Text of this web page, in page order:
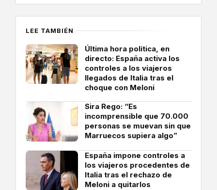
LEE TAMBIÉN
Última hora política, en
directo: España activa los
controles a los viajeros
llegados de Italia tras el
choque con Meloni
Sira Rego: “Es
incomprensible que 70.000
personas se muevan sin que
Marruecos supiera algo”
España impone controles a
los viajeros procedentes de
Italia tras el rechazo de
Meloni a quitarlos